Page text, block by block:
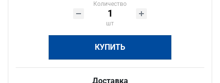
Количество
шт
КУПИТЬ
Доставка